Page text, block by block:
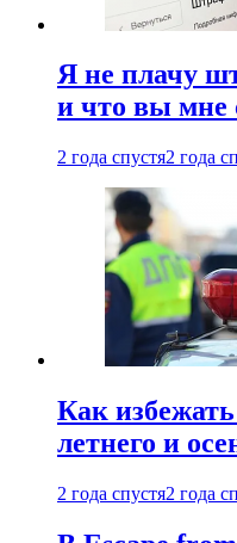
Я не плачу
и что вы мне
2 года спустя2 года
Как
летнего и
2 года спустя2 года